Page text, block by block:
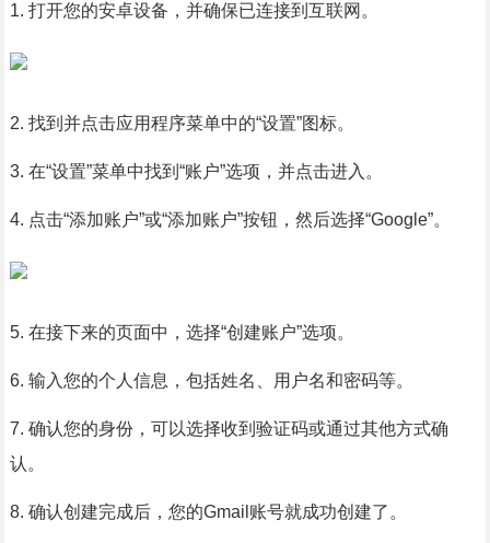
1. 打开您的安卓设备，并确保已连接到互联网。
2. 找到并点击应用程序菜单中的“设置”图标。
3. 在“设置”菜单中找到“账户”选项，并点击进入。
4. 点击“添加账户”或“添加账户”按钮，然后选择“Google”。
5. 在接下来的页面中，选择“创建账户”选项。
6. 输入您的个人信息，包括姓名、用户名和密码等。
7. 确认您的身份，可以选择收到验证码或通过其他方式确
认。
8. 确认创建完成后，您的Gmail账号就成功创建了。